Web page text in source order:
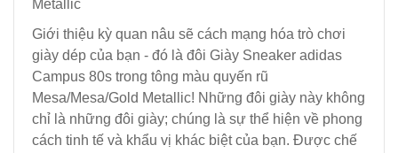
Metallic
Giới thiệu kỳ quan nâu sẽ cách mạng hóa trò chơi
giày dép của bạn - đó là đôi Giày Sneaker adidas
Campus 80s trong tông màu quyến rũ
Mesa/Mesa/Gold Metallic! Những đôi giày này không
chỉ là những đôi giày; chúng là sự thể hiện về phong
cách tinh tế và khẩu vị khác biệt của bạn. Được chế